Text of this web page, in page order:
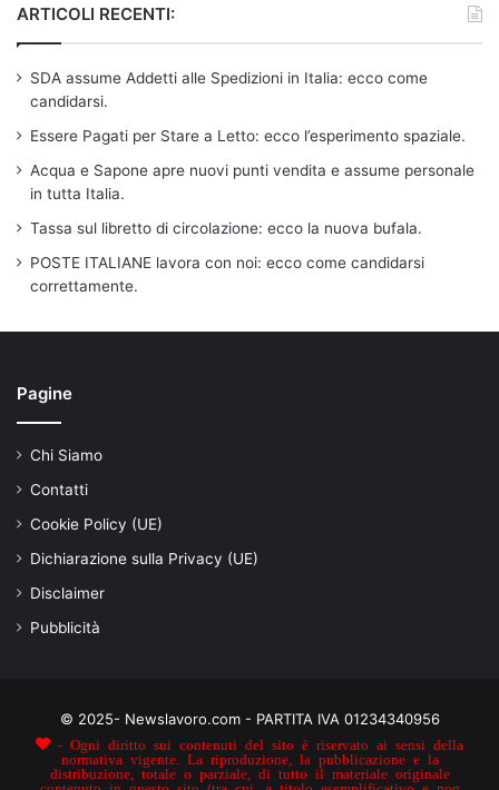
ARTICOLI RECENTI:
SDA assume Addetti alle Spedizioni in Italia: ecco come
candidarsi.
Essere Pagati per Stare a Letto: ecco l’esperimento spaziale.
Acqua e Sapone apre nuovi punti vendita e assume personale
in tutta Italia.
Tassa sul libretto di circolazione: ecco la nuova bufala.
POSTE ITALIANE lavora con noi: ecco come candidarsi
correttamente.
Pagine
Chi Siamo
Contatti
Cookie Policy (UE)
Dichiarazione sulla Privacy (UE)
Disclaimer
Pubblicità
© 2025- Newslavoro.com - PARTITA IVA 01234340956
- Ogni diritto sui contenuti del sito è riservato ai sensi della
normativa vigente. La riproduzione, la pubblicazione e la
distribuzione, totale o parziale, di tutto il materiale originale
contenuto in questo sito (tra cui, a titolo esemplificativo e non